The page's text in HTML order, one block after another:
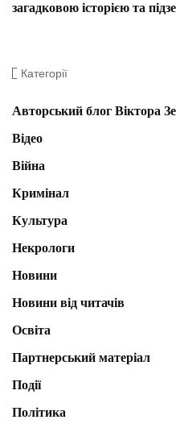
загадковою історією та
Категорії
Авторський блог Віктора
Відео
Війна
Кримінал
Культура
Некрологи
Новини
Новини від читачів
Освіта
Партнерський матеріал
Події
Політика